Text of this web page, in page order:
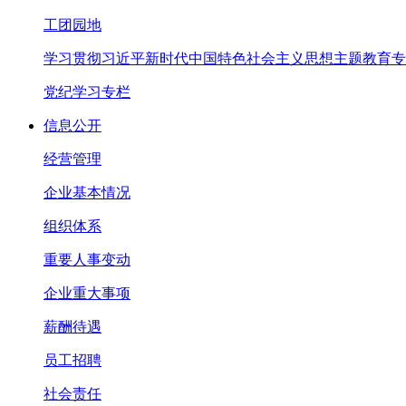
工团园地
学习贯彻习近平新时代中国特色社会主义思想主题教育
党纪学习专栏
信息公开
经营管理
企业基本情况
组织体系
重要人事变动
企业重大事项
薪酬待遇
员工招聘
社会责任